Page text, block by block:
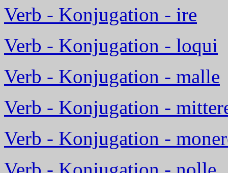
Verb - Konjugation - ire
Verb - Konjugation - loqui
Verb - Konjugation - malle
Verb - Konjugation -
Verb - Konjugation -